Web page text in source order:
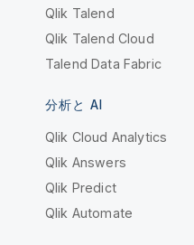
Qlik Talend
Qlik Talend Cloud
Talend Data Fabric
分析と AI
Qlik Cloud Analytics
Qlik Answers
Qlik Predict
Qlik Automate